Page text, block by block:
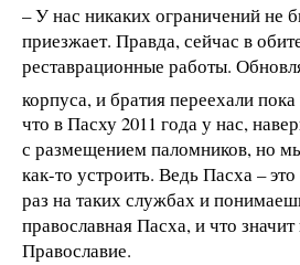
– У нас никаких ограничений не
приезжает. Правда, сейчас в
реставрационные работы.
корпуса, и братия переехали
что в Пасху 2011 года у нас,
с размещением паломников, но
как-то устроить. Ведь Пасха –
раз на таких службах и
православная Пасха, и что
Православие.